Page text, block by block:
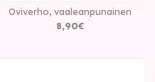
Oviverho, vaaleanpunainen
8,90€